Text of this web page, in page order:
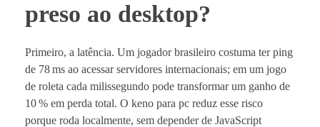
preso ao desktop?
Primeiro, a latência. Um jogador brasileiro costuma ter ping
de 78 ms ao acessar servidores internacionais; em um jogo
de roleta cada milissegundo pode transformar um ganho de
10 % em perda total. O keno para pc reduz esse risco
porque roda localmente, sem depender de JavaScript